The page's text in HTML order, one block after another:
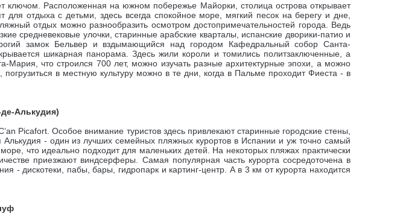
ключом. Расположенная на южном побережье Майорки, столица острова открывает
отдыха с детьми, здесь всегда спокойное море, мягкий песок на берегу и дне,
отдых можно разнообразить осмотром достопримечательностей города. Ведь
средневековые улочки, старинные арабские кварталы, испанские дворики-патио и
замок Бельвер и вздымающийся над городом Кафедральный собор Санта-
шикарная панорама. Здесь жили короли и томились политзаключенные, а
Мария , что строился 700 лет, можно изучать разные архитектурные эпохи, а можно
погрузиться в местную культуру можно в те дни, когда в Пальме проходит Фиеста - в
Алькудия)
Picafort. Особое внимание туристов здесь привлекают старинные городские стены,
Алькудия - один из лучших семейных пляжных курортов в Испании и уж точно самый
что идеально подходит для маленьких детей. На некоторых пляжах практически
приезжают виндсерферы. Самая популярная часть курорта сосредоточена в
- дискотеки, пабы, бары, гидропарк и картинг-центр . А в 3 км от курорта находится